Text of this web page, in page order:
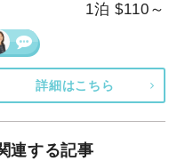
1泊 $110～
詳細はこちら
連する記事